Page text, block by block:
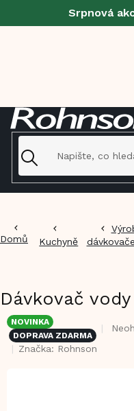
Srpnová
Domů Kuchyně
Dávkovač
NOVINKA
DOPRAVA ZDARMA
Značka: Rohnson